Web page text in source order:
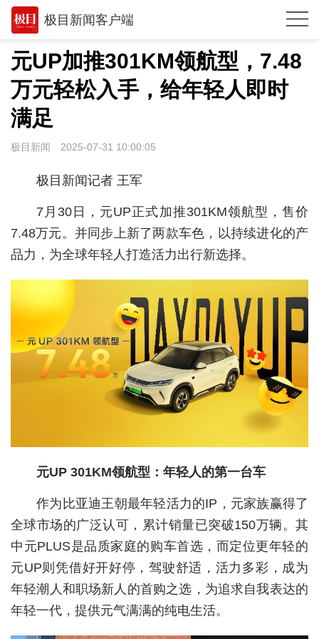
极目新闻客户端
推荐
观点
时政
湖北
环球
专题
经济
城建
科教
相亲
房产
消费
创意
文化
元UP加推301KM领航型，7.48
万元轻松入手，给年轻人即时
满足
极目新闻 2025-07-31 10:00:05
极目新闻记者 王军
7月30日，元UP正式加推301KM领航型，售价
7.48万元。并同步上新了两款车色，以持续进化的产
品力，为全球年轻人打造活力出行新选择。
元UP 301KM领航型：年轻人的第一台车
作为比亚迪王朝最年轻活力的IP，元家族赢得了
全球市场的广泛认可，累计销量已突破150万辆。其
中元PLUS是品质家庭的购车首选，而定位更年轻的
元UP则凭借好开好停，驾驶舒适，活力多彩，成为
年轻潮人和职场新人的首购之选，为追求自我表达的
年轻一代，提供元气满满的纯电生活。